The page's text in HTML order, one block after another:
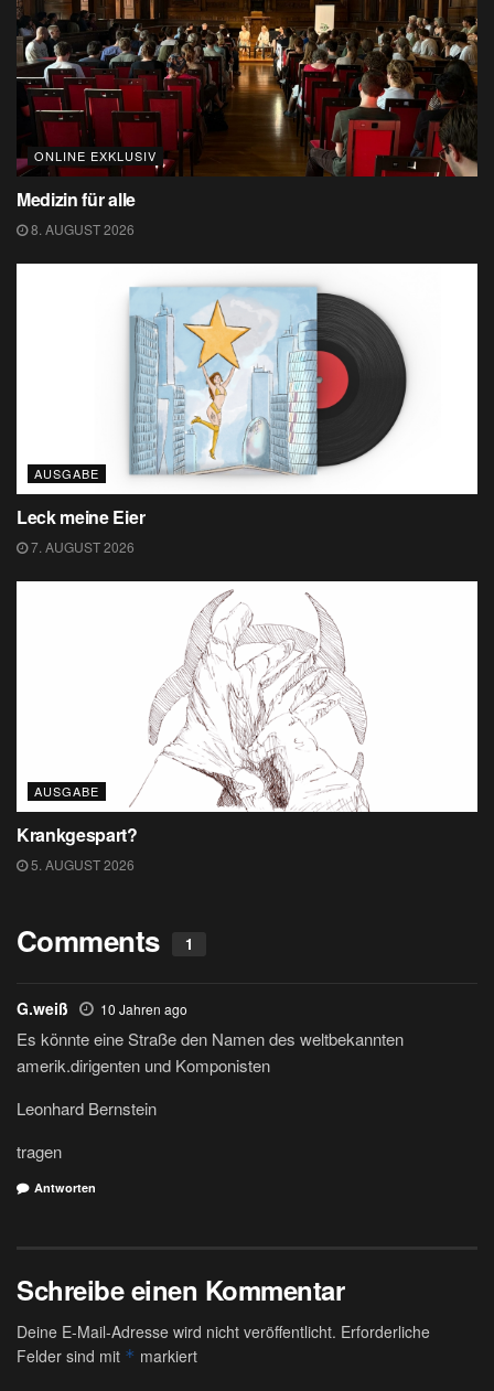
ONLINE EXKLUSIV
Medizin für alle
8. AUGUST 2026
AUSGABE
Leck meine Eier
7. AUGUST 2026
AUSGABE
Krankgespart?
5. AUGUST 2026
Comments 1
G.weiß 10 Jahren ago
Es könnte eine Straße den Namen des weltbekannten
amerik.dirigenten und Komponisten
Leonhard Bernstein
tragen
Antworten
Schreibe einen Kommentar
Deine E-Mail-Adresse wird nicht veröffentlicht. Erforderliche
Felder sind mit * markiert